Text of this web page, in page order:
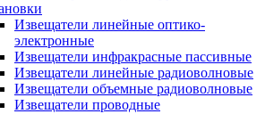
Извещатели линейные оптико-
электронные
Извещатели инфракрасные пассивные
Извещатели линейные радиоволновые
Извещатели объемные радиоволновые
Извещатели проводные